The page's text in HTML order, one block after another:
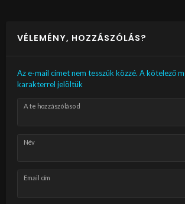
VÉLEMÉNY, HOZZÁSZÓLÁS?
Az e-mail címet nem tesszük közzé. A kötelező
karakterrel jelöltük
A te hozzászólásod
Név
Email cím